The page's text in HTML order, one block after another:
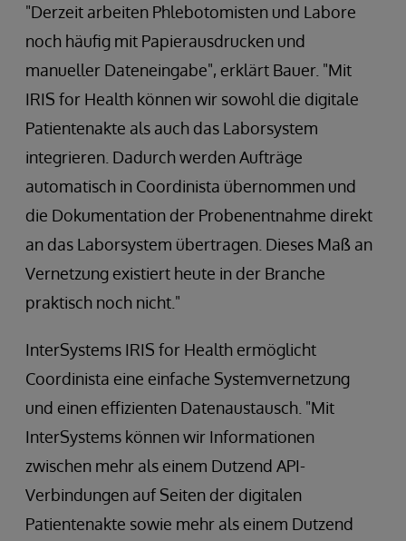
"Derzeit arbeiten Phlebotomisten und Labore
noch häufig mit Papierausdrucken und
manueller Dateneingabe", erklärt Bauer. "Mit
IRIS for Health können wir sowohl die digitale
Patientenakte als auch das Laborsystem
integrieren. Dadurch werden Aufträge
automatisch in Coordinista übernommen und
die Dokumentation der Probenentnahme direkt
an das Laborsystem übertragen. Dieses Maß an
Vernetzung existiert heute in der Branche
praktisch noch nicht."
InterSystems IRIS for Health ermöglicht
Coordinista eine einfache Systemvernetzung
und einen effizienten Datenaustausch. "Mit
InterSystems können wir Informationen
zwischen mehr als einem Dutzend API-
Verbindungen auf Seiten der digitalen
Patientenakte sowie mehr als einem Dutzend